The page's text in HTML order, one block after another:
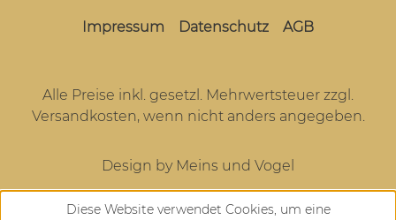
Impressum Datenschutz AGB
Alle Preise inkl. gesetzl. Mehrwertsteuer zzgl.
Versandkosten, wenn nicht anders angegeben.
Design by Meins und Vogel
Diese Website verwendet Cookies, um eine